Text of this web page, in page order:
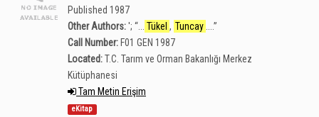
Published 1987
Other Authors:'; “ Tükel , Tuncay ....”
Call Number: F01 GEN 1987
Located:T.C. Tarım ve Orman Bakanlığı Merkez
Kütüphanesi
Tam Metin Erişim
eKitap